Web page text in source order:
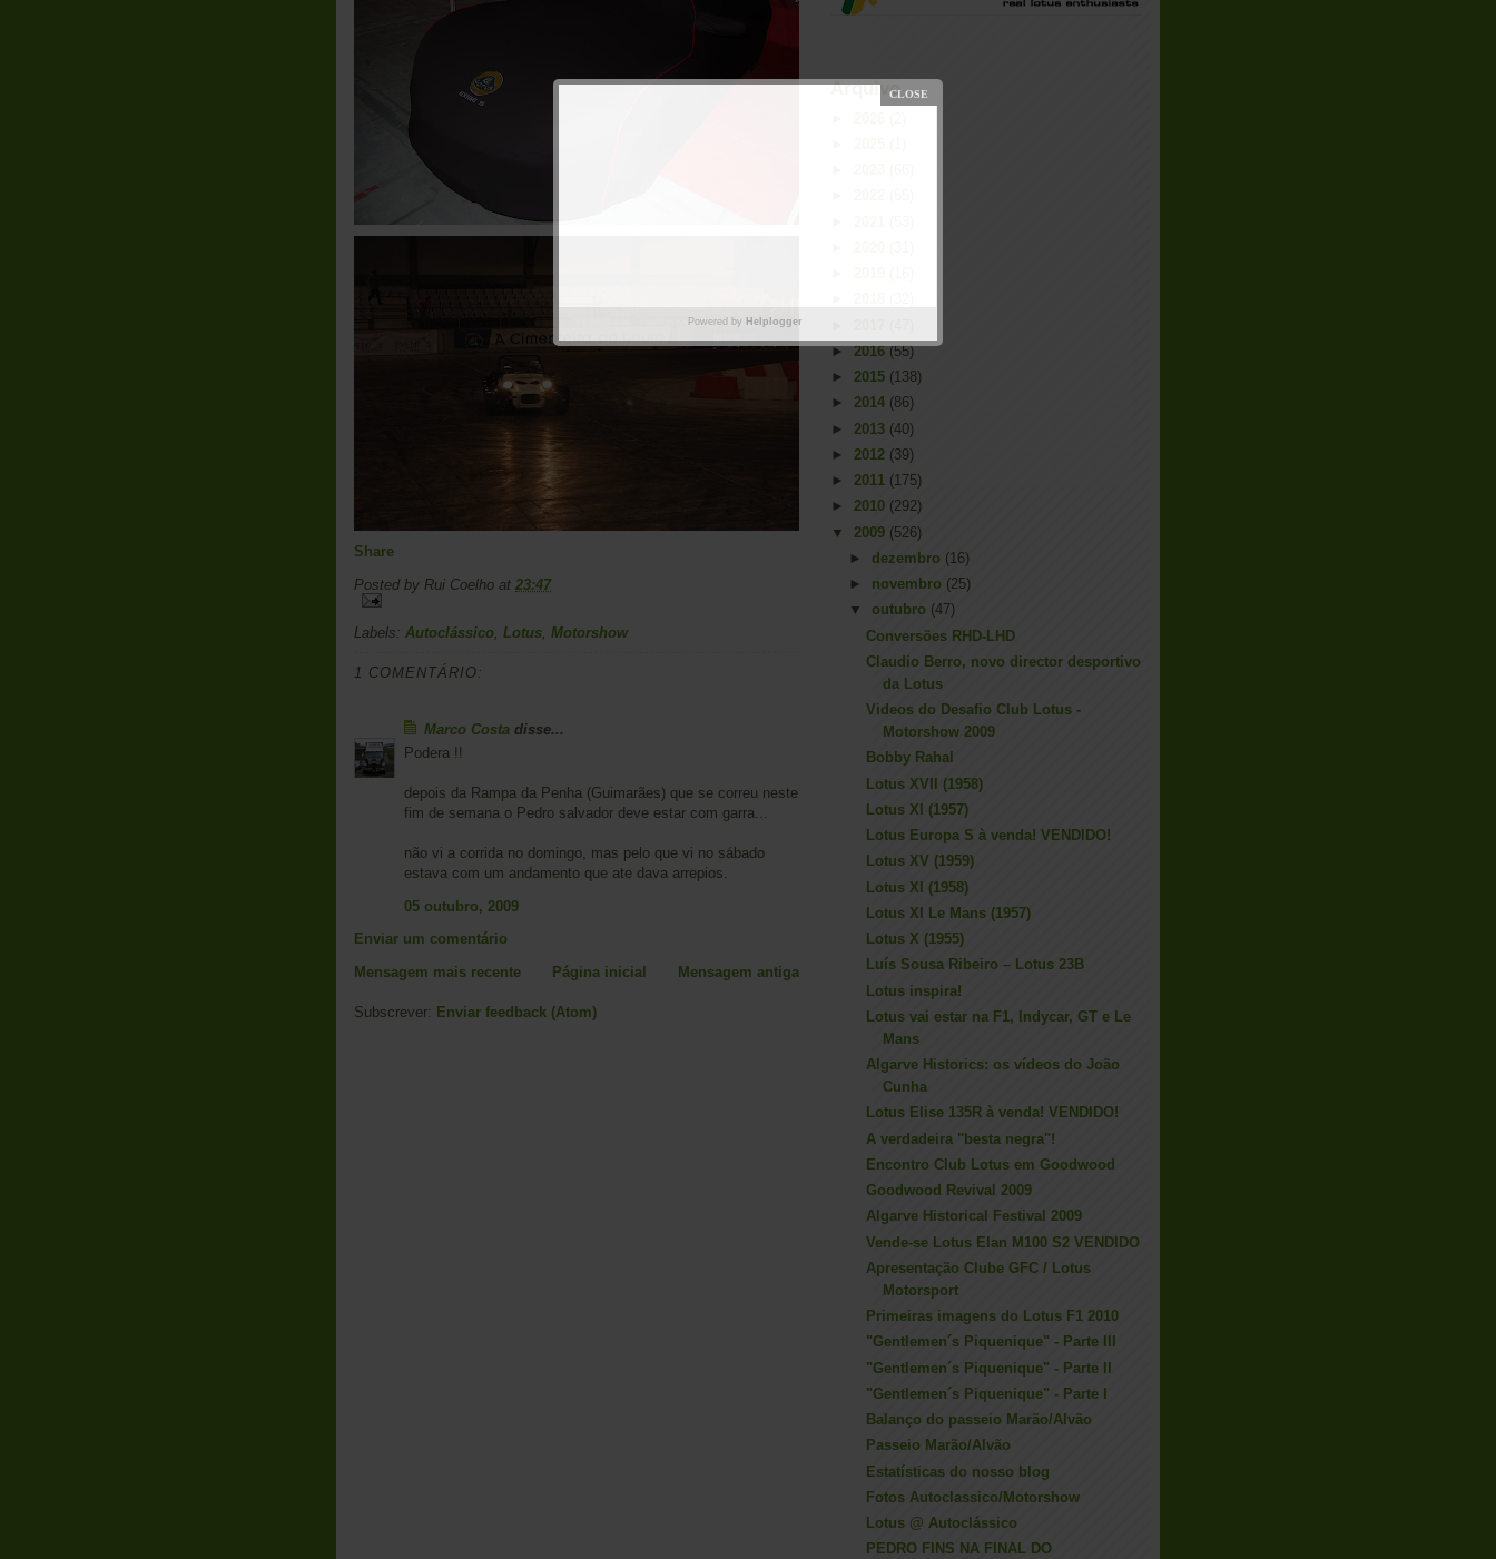
Share
Posted by Rui Coelho at 23:47
Labels: Autoclássico Lotus Motorshow
1 COMENTÁRIO:
Marco Costa disse...
Podera !!
depois da Rampa da Penha (Guimarães) que se correu neste
fim de semana o Pedro salvador deve estar com garra...
não vi a corrida no domingo, mas pelo que vi no sábado
estava com um andamento que ate dava arrepios.
05 outubro, 2009
Enviar um comentário
Mensagem mais recente
Mensagem antiga
Página inicial
Subscrever: Enviar feedback (Atom)
Powered by Helplogger
Arquivo
►2016(55)
► 2015 (138)
► 2014 (86)
► 2013 (40)
► 2012 (39)
► 2011 (175)
► 2010 (292)
▼ 2009 (526)
► dezembro (16)
► novembro (25)
▼ outubro (47)
Conversões RHD-LHD
Claudio Berro, novo director desportivo
da Lotus
Videos do Desafio Club Lotus -
Motorshow 2009
Bobby Rahal
Lotus XVII (1958)
Lotus XI (1957)
Lotus Europa S à venda! VENDIDO!
Lotus XV (1959)
Lotus XI (1958)
Lotus XI Le Mans (1957)
Lotus X (1955)
Luís Sousa Ribeiro – Lotus 23B
Lotus inspira!
Lotus vai estar na F1, Indycar, GT e Le
Mans
Algarve Historics: os vídeos do João
Cunha
Lotus Elise 135R à venda! VENDIDO!
A verdadeira "besta negra"!
Encontro Club Lotus em Goodwood
Goodwood Revival 2009
Algarve Historical Festival 2009
Vende-se Lotus Elan M100 S2 VENDIDO
Apresentação Clube GFC / Lotus
Motorsport
Primeiras imagens do Lotus F1 2010
"Gentlemen´s Piquenique" - Parte III
"Gentlemen´s Piquenique" - Parte II
"Gentlemen´s Piquenique" - Parte I
Balanço do passeio Marão/Alvão
Passeio Marão/Alvão
Estatísticas do nosso blog
Fotos Autoclassico/Motorshow
Lotus @ Autoclássico
PEDRO FINS NA FINAL DO